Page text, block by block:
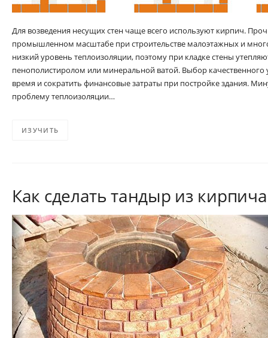
Для возведения несущих стен чаще всего используют кирпич.
промышленном масштабе при строительстве малоэтажных и
низкий уровень теплоизоляции, поэтому при кладке стены
пенополистиролом или минеральной ватой. Выбор качественного
время и сократить финансовые затраты при постройке здания.
проблему теплоизоляции…
ИЗУЧИТЬ
Как сделать тандыр из кирпича